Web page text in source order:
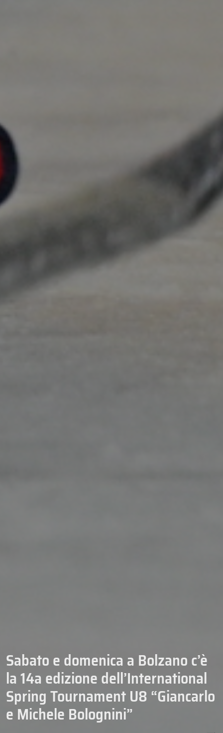
Sabato e domenica a Bolzano c’è
la 14a edizione dell’International
Spring Tournament U8 “Giancarlo
e Michele Bolognini”